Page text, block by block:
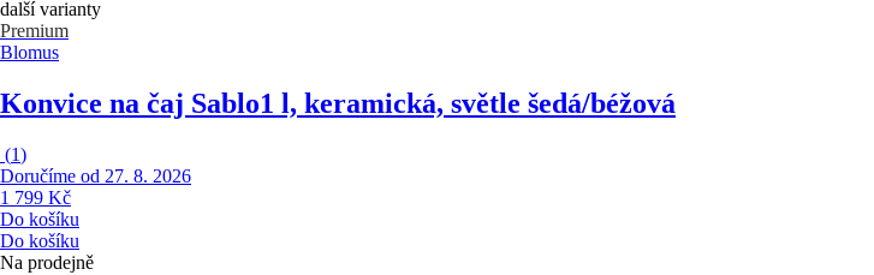
další varianty
Premium
Blomus
Konvice na čaj Sablo1 l, keramická, světle šedá/béžová
(1)
Doručíme od 27. 8. 2026
1 799 Kč
Do košíku
Do košíku
Na prodejně